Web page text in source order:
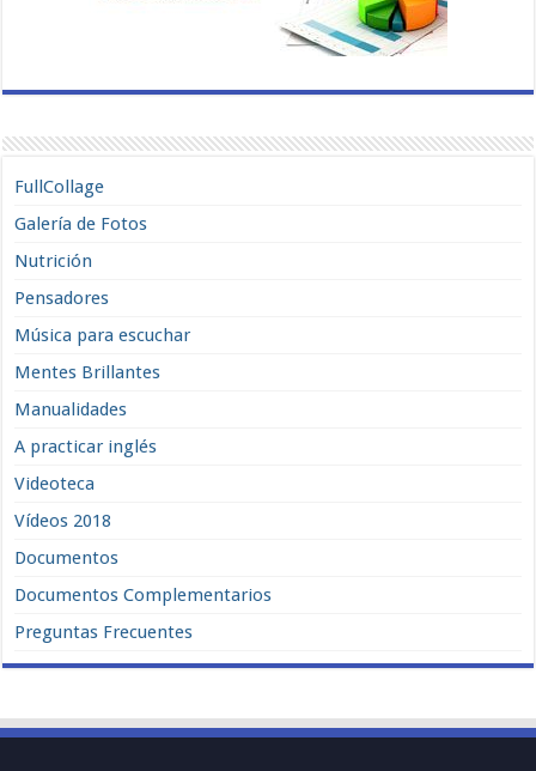
FullCollage
Galería de Fotos
Nutrición
Pensadores
Música para escuchar
Mentes Brillantes
Manualidades
A practicar inglés
Videoteca
Vídeos 2018
Documentos
Documentos Complementarios
Preguntas Frecuentes